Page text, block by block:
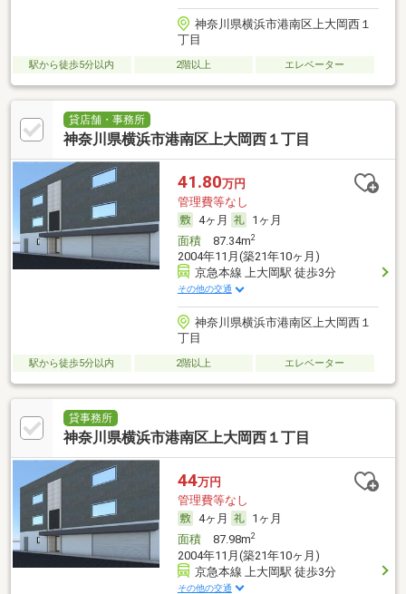
神奈川県横浜市港南区上大岡西１
丁目
駅から徒歩5分以内 2階以上 エレベーター
貸店舗・事務所
神奈川県横浜市港南区上大岡西１丁目
41.80万円
管理費等なし
4ヶ月
1ヶ月
面積87.34m2
2004年11月(築21年10ヶ月)
京急本線 上大岡駅 徒歩3分
その他の交通
神奈川県横浜市港南区上大岡西１
丁目
駅から徒歩5分以内 2階以上 エレベーター
貸事務所
神奈川県横浜市港南区上大岡西１丁目
44万円
管理費等なし
4ヶ月
1ヶ月
面積87.98m2
2004年11月(築21年10ヶ月)
京急本線 上大岡駅 徒歩3分
その他の交通